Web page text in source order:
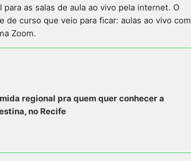
as salas de aula ao vivo pela internet. O
de curso que veio para ficar: aulas ao vivo com
Zoom.
regional pra quem quer conhecer a
no Recife